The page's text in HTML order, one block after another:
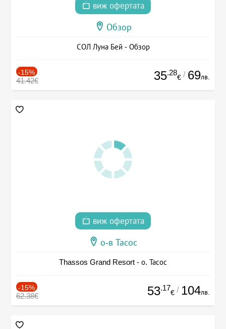
виж офертата
Обзор
СОЛ Луна Бей - Обзор
-15%
41.42€ 35.28
€ / 69лв.
виж офертата
о-в Тасос
Thassos Grand Resort - о. Тасос
-15%
62.38€ 53.17
€ / 104лв.